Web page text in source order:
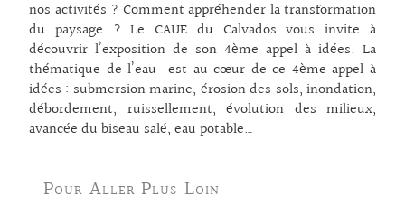
nos activités ? Comment appréhender la transformation
du paysage ? Le CAUE du Calvados vous invite à
découvrir l’exposition de son 4ème appel à idées. La
thématique de l’eau est au cœur de ce 4ème appel à
idées : submersion marine, érosion des sols, inondation,
débordement, ruissellement, évolution des milieux,
avancée du biseau salé, eau potable…
Pour Aller Plus Loin